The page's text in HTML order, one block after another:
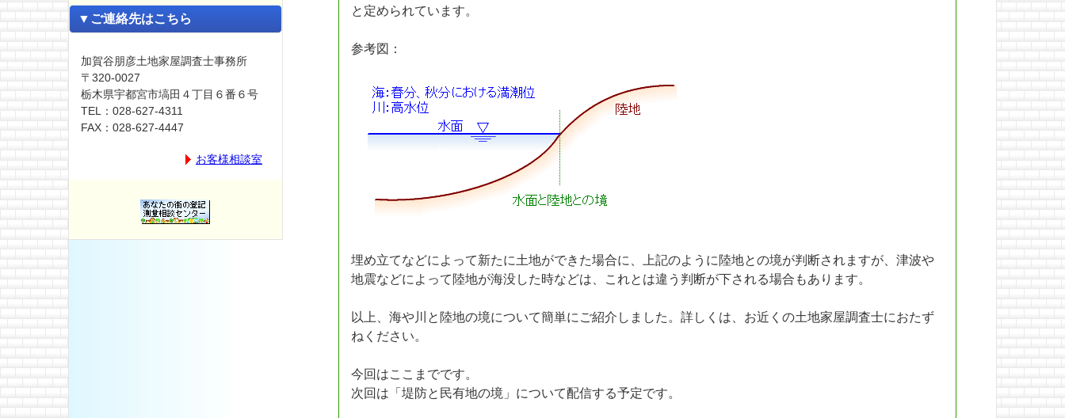
▼ご連絡先はこちら
加賀谷朋彦土地家屋調査士事務所
〒320-0027
栃木県宇都宮市塙田４丁目６番６号
TEL：028-627-4311
FAX：028-627-4447
お客様相談室
と定められています。
参考図：
埋め立てなどによって新たに土地ができた場合に、上記のように陸地との境が判断されますが、津波や
地震などによって陸地が海没した時などは、これとは違う判断が下される場合もあります。
以上、海や川と陸地の境について簡単にご紹介しました。詳しくは、お近くの土地家屋調査士におたず
ねください。
今回はここまでです。
次回は「堤防と民有地の境」について配信する予定です。